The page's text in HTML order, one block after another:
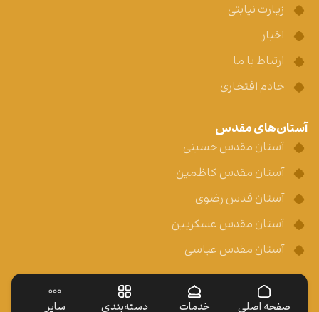
صفحه اصلی خدمات دسته‌بندی سایر
زیارت نیابتی
اخبار
ارتباط با ما
خادم افتخاری
آستان‌های مقدس
آستان مقدس حسینی
آستان مقدس کاظمین
آستان قدس رضوی
آستان مقدس عسکریین
آستان مقدس عباسی